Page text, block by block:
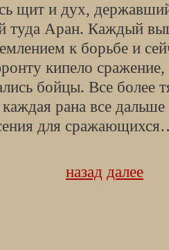
щит и дух,
туда Аран. Каждый
к борьбе и
кипело сражение,
бойцы. Все более
рана все
для
назад далее